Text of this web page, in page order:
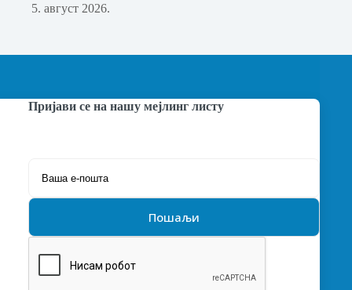
5. август 2026.
Пријави се на нашу мејлинг листу